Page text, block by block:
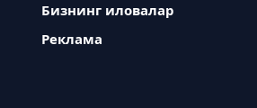
Бизнинг иловалар
Реклама